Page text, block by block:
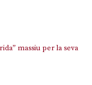
massiu per la seva